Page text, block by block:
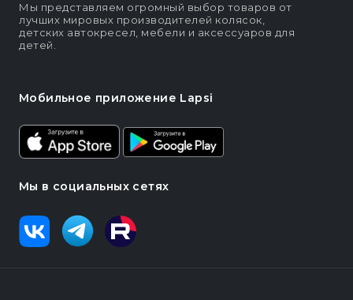
Мы представляем огромный выбор товаров от
лучших мировых производителей колясок,
детских автокресел, мебели и аксессуаров для
детей.
Мобильное приложение Lapsi
Мы в социальных сетях